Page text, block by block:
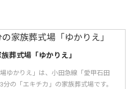
葬式場「ゆかりえ」
ゆかりえ」は、小田急線「愛甲石田
の「エキチカ」の家族葬式場です。